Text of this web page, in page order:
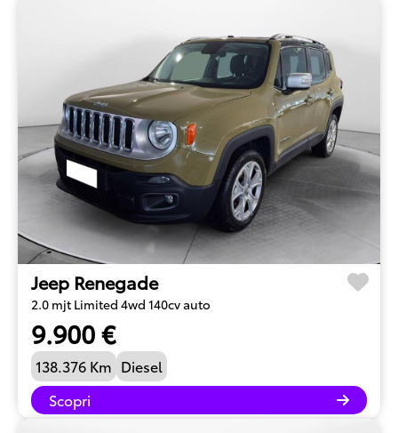
Jeep Renegade
2.0 mjt Limited 4wd 140cv auto
9.900 €
138.376 Km Diesel
Scopri